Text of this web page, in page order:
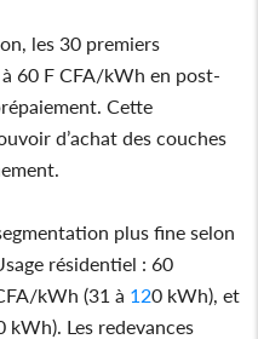
les 30 premiers
60 F CFA/kWh en post-
Cette
d’achat des couches
plus fine selon
résidentiel : 60
kWh (31 à 120 kWh), et
kWh). Les redevances